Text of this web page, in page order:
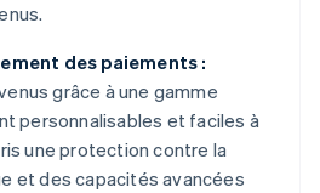
des paiements :
grâce à une gamme
personnalisables et faciles à
une protection contre la
et des capacités avancées